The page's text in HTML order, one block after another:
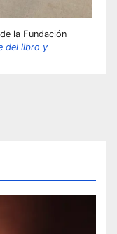
la Fundación
del libro y